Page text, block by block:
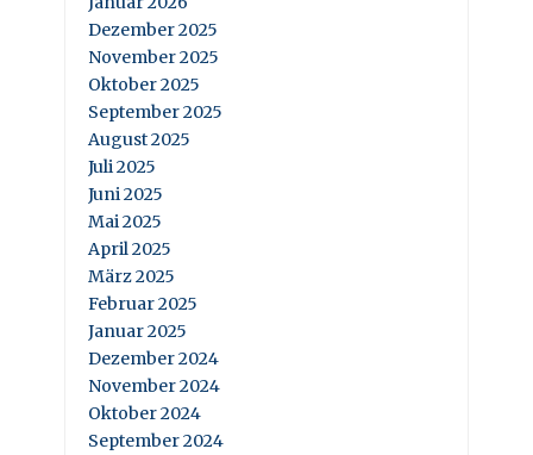
Dezember 2025
November 2025
Oktober 2025
September 2025
August 2025
Juli 2025
Juni 2025
Mai 2025
April 2025
März 2025
Februar 2025
Januar 2025
Dezember 2024
November 2024
Oktober 2024
September 2024